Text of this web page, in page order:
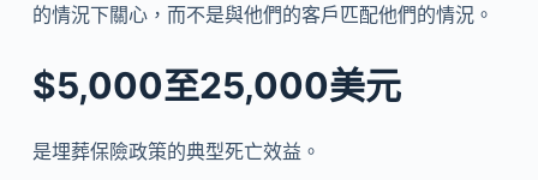
的情況下關心，而不是與他們的客戶匹配他們的情況。
$5,000至25,000美元
是埋葬保險政策的典型死亡效益。